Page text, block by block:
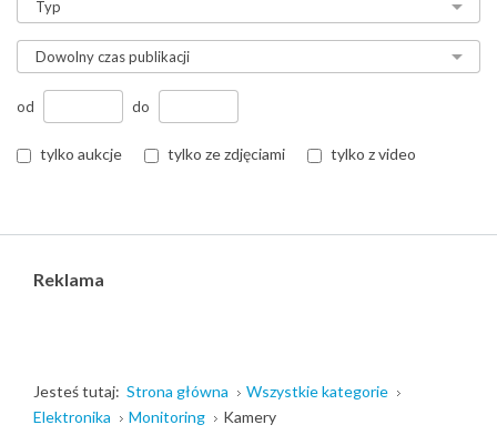
od do
tylko aukcje tylko ze zdjęciami tylko z video
Reklama
Jesteś tutaj: Strona główna
Wszystkie kategorie
Elektronika
Monitoring Kamery